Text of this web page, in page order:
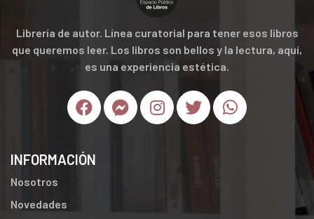
Librería de autor. Línea curatorial para tener esos libros
que queremos leer. Los libros son bellos y la lectura, aquí,
es una experiencia estética.
INFORMACIÓN
Nosotros
Novedades